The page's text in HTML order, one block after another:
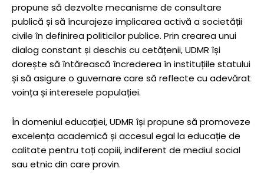
propune să dezvolte mecanisme de consultare
publică și să încurajeze implicarea activă a societății
civile în definirea politicilor publice. Prin crearea unui
dialog constant și deschis cu cetățenii, UDMR își
dorește să întărească încrederea în instituțiile statului
și să asigure o guvernare care să reflecte cu adevărat
voința și interesele populației.
În domeniul educației, UDMR își propune să promoveze
excelența academică și accesul egal la educație de
calitate pentru toți copiii, indiferent de mediul social
sau etnic din care provin.